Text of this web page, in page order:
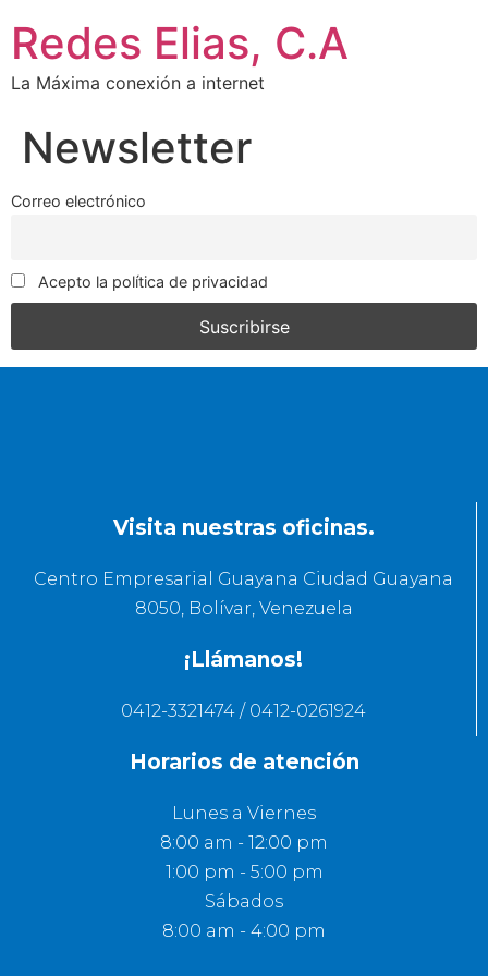
Redes Elias, C.A
La Máxima conexión a internet
Newsletter
Correo electrónico
Acepto la política de privacidad
Visita nuestras oficinas.
Centro Empresarial Guayana Ciudad Guayana
8050, Bolívar, Venezuela
¡Llámanos!
0412-3321474 / 0412-0261924
Horarios de atención
Lunes a Viernes
8:00 am - 12:00 pm
1:00 pm - 5:00 pm
Sábados
8:00 am - 4:00 pm